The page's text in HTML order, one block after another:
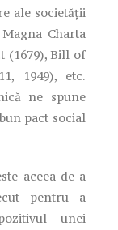
ale societăţii
Charta
(1679), Bill of
1949), etc.
ne spune
pact social
aceea de a
pentru a
unei